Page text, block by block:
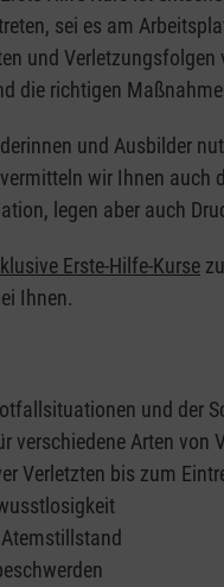
sei es am
und
die richtigen
und Ausbilder
wir Ihnen auch
legen aber auch
Erste-Hilfe-Kurse
Ihnen.
und der
verschiedene Arten von
Verletzten bis zum